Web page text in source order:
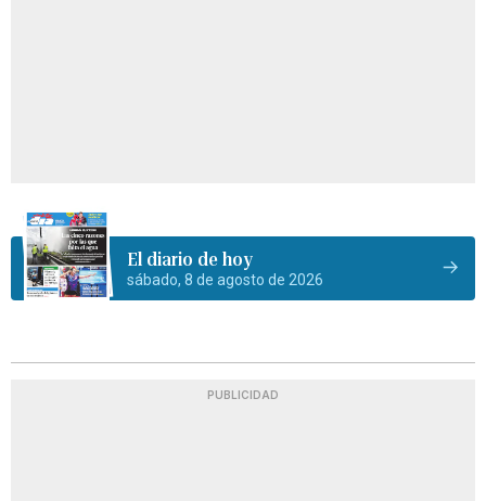
El diario de hoy
sábado, 8 de agosto de 2026
PUBLICIDAD